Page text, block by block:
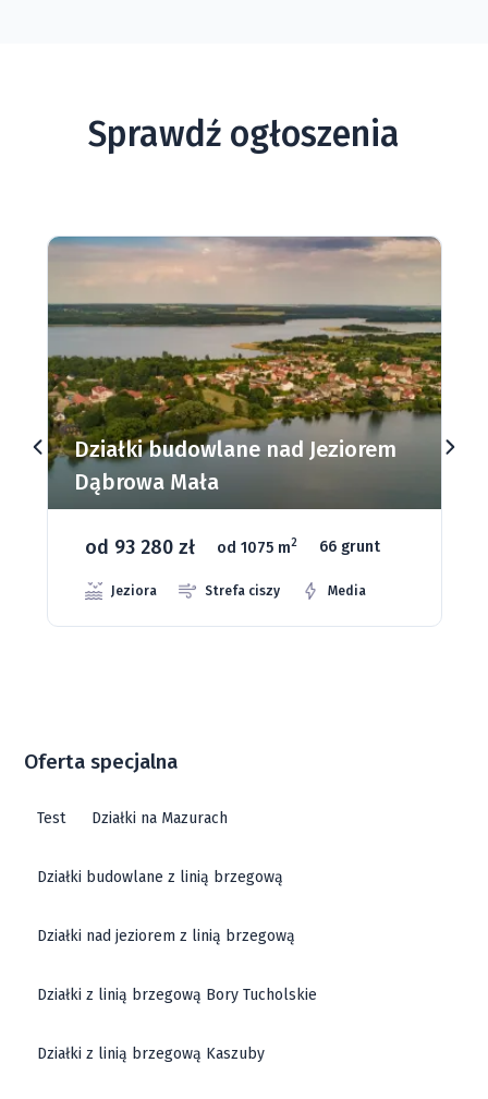
Sprawdź ogłoszenia
Działki budowlane nad Jeziorem
Dąbrowa Mała
od 93 280 zł od 1075 m2 66 grunt
Jeziora Strefa ciszy Media
Oferta specjalna
Test Działki na Mazurach
Działki budowlane z linią brzegową
Działki nad jeziorem z linią brzegową
Działki z linią brzegową Bory Tucholskie
Działki z linią brzegową Kaszuby